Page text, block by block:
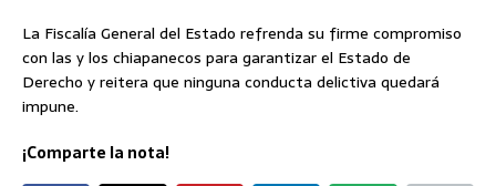
La Fiscalía General del Estado refrenda su firme compromiso
con las y los chiapanecos para garantizar el Estado de
Derecho y reitera que ninguna conducta delictiva quedará
impune.
¡Comparte la nota!